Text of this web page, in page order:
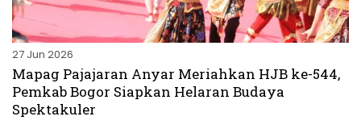
27 Jun 2026
Mapag Pajajaran Anyar Meriahkan HJB ke-544,
Pemkab Bogor Siapkan Helaran Budaya
Spektakuler